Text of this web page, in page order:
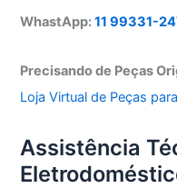
WhastApp:11 99331-
Precisando de Peças
Loja Virtual de Peças
Assistência